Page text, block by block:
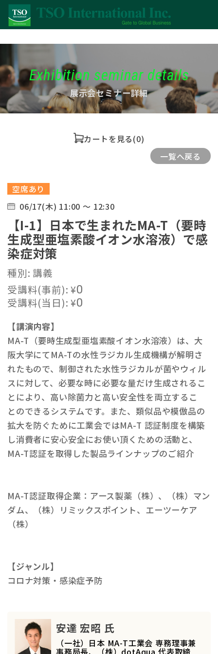
Exhibition seminar details
展示会セミナー詳細
カートを見る(0)
一覧へ戻る
空席あり
06/17(木) 11:00 ～ 12:30
【I-1】⽇本で⽣まれたMA-T（要時
⽣成型亜塩素酸イオン⽔溶液）で感
染症対策
種別: 講義
受講料(事前):¥0
受講料(当日):¥0
【講演内容】
MA-T（要時⽣成型亜塩素酸イオン⽔溶液）は、⼤
阪⼤学にてMA-Tの⽔性ラジカル⽣成機構が解明さ
れたもので、制御された⽔性ラジカルが菌やウィル
スに対して、必要な時に必要な量だけ⽣成されるこ
とにより、⾼い除菌⼒と⾼い安全性を両⽴するこ
とのできるシステムです。また、類似品や模倣品の
拡⼤を防ぐために⼯業会ではMA-T 認証制度を構築
し消費者に安⼼安全にお使い頂くための活動と、
MA-T認証を取得した製品ラインナップのご紹介
MA-T認証取得企業：アース製薬（株）、（株）マン
ダム、（株）リミックスポイント、エーツーケア
（株）
【ジャンル】
コロナ対策・感染症予防
安達 宏昭 氏
（一社）日本 MA-T工業会 専務理事兼
事務局長、（株）dotAqua 代表取締